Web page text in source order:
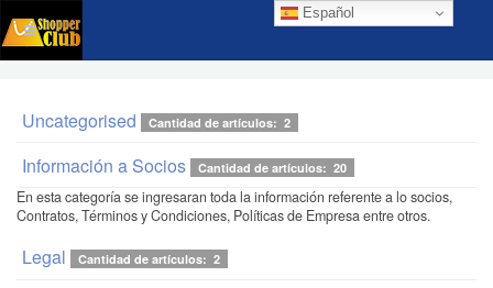
Español
Uncategorised Cantidad de artículos: 2
Información a Socios Cantidad de artículos: 20
En esta categoría se ingresaran toda la información referente a lo socios,
Contratos, Términos y Condiciones, Políticas de Empresa entre otros.
Legal Cantidad de artículos: 2